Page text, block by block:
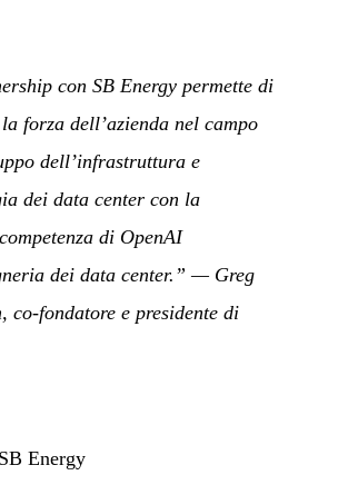
con SB Energy permette di
forza dell’azienda nel campo
dell’infrastruttura e
dei data center con la
di OpenAI
dei data center.” — Greg
co-fondatore e presidente di
Energy